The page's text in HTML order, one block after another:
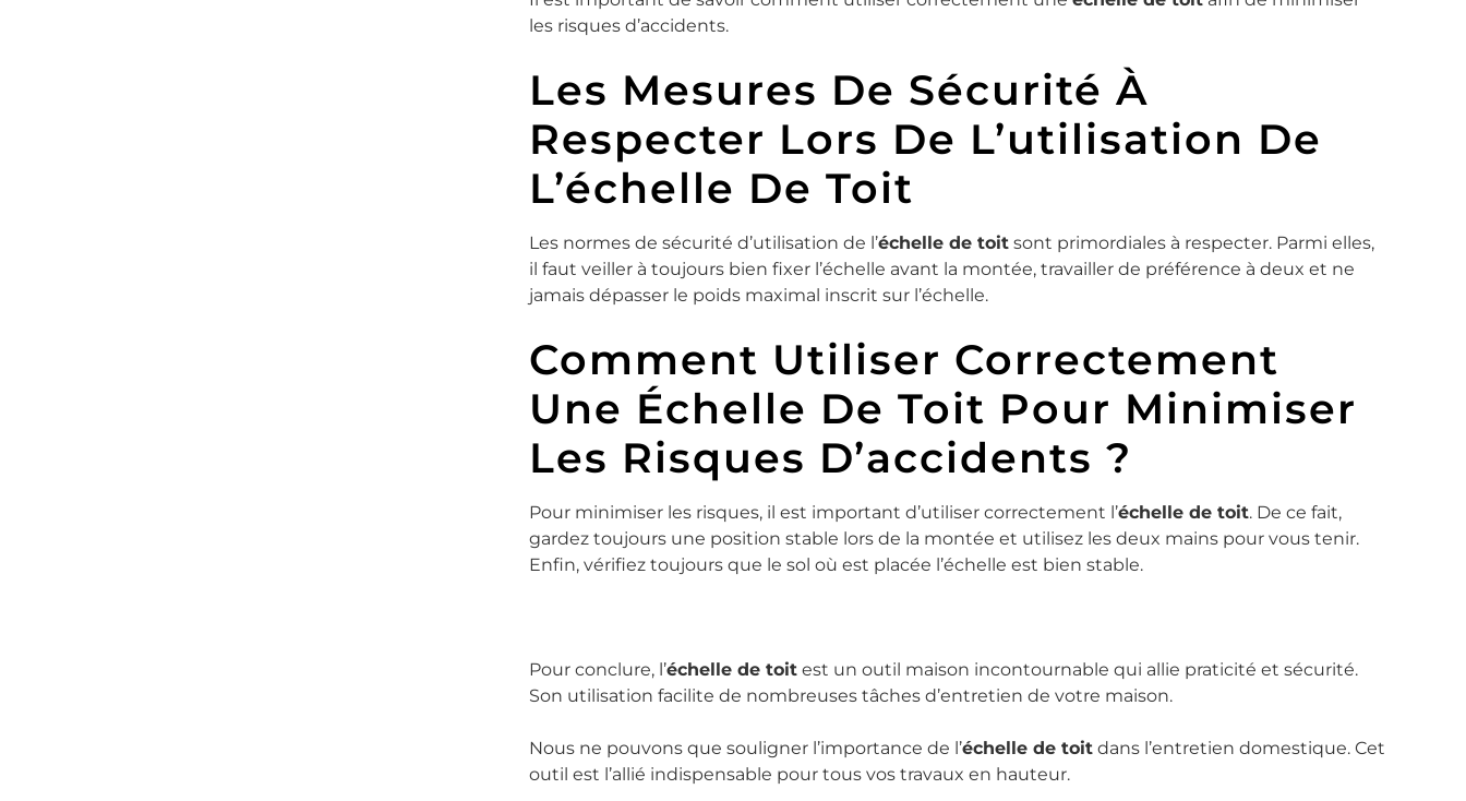
les risques d’accidents.
Les Mesures De Sécurité À
Respecter Lors De L’utilisation De
L’échelle De Toit
Les normes de sécurité d’utilisation de l’échelle de toit sont primordiales à respecter. Parmi elles,
il faut veiller à toujours bien fixer l’échelle avant la montée, travailler de préférence à deux et ne
jamais dépasser le poids maximal inscrit sur l’échelle.
Comment Utiliser Correctement
Une Échelle De Toit Pour Minimiser
Les Risques D’accidents ?
Pour minimiser les risques, il est important d’utiliser correctement l’échelle de toit. De ce fait,
gardez toujours une position stable lors de la montée et utilisez les deux mains pour vous tenir.
Enfin, vérifiez toujours que le sol où est placée l’échelle est bien stable.
Pour conclure, l’échelle de toit est un outil maison incontournable qui allie praticité et sécurité.
Son utilisation facilite de nombreuses tâches d’entretien de votre maison.
Nous ne pouvons que souligner l’importance de l’échelle de toit dans l’entretien domestique. Cet
outil est l’allié indispensable pour tous vos travaux en hauteur.